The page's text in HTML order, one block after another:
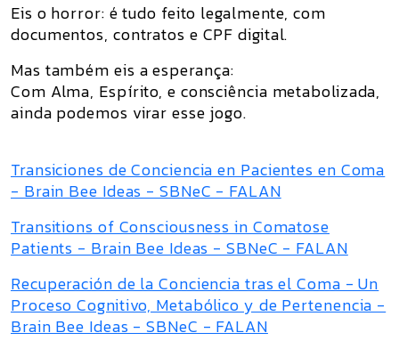
Eis o horror: é tudo feito legalmente, com
documentos, contratos e CPF digital.
Mas também eis a esperança:
Com Alma, Espírito, e consciência metabolizada,
ainda podemos virar esse jogo.
Transiciones de Conciencia en Pacientes en Coma
- Brain Bee Ideas - SBNeC - FALAN
Transitions of Consciousness in Comatose
Patients - Brain Bee Ideas - SBNeC - FALAN
Recuperación de la Conciencia tras el Coma - Un
Proceso Cognitivo, Metabólico y de Pertenencia -
Brain Bee Ideas - SBNeC - FALAN